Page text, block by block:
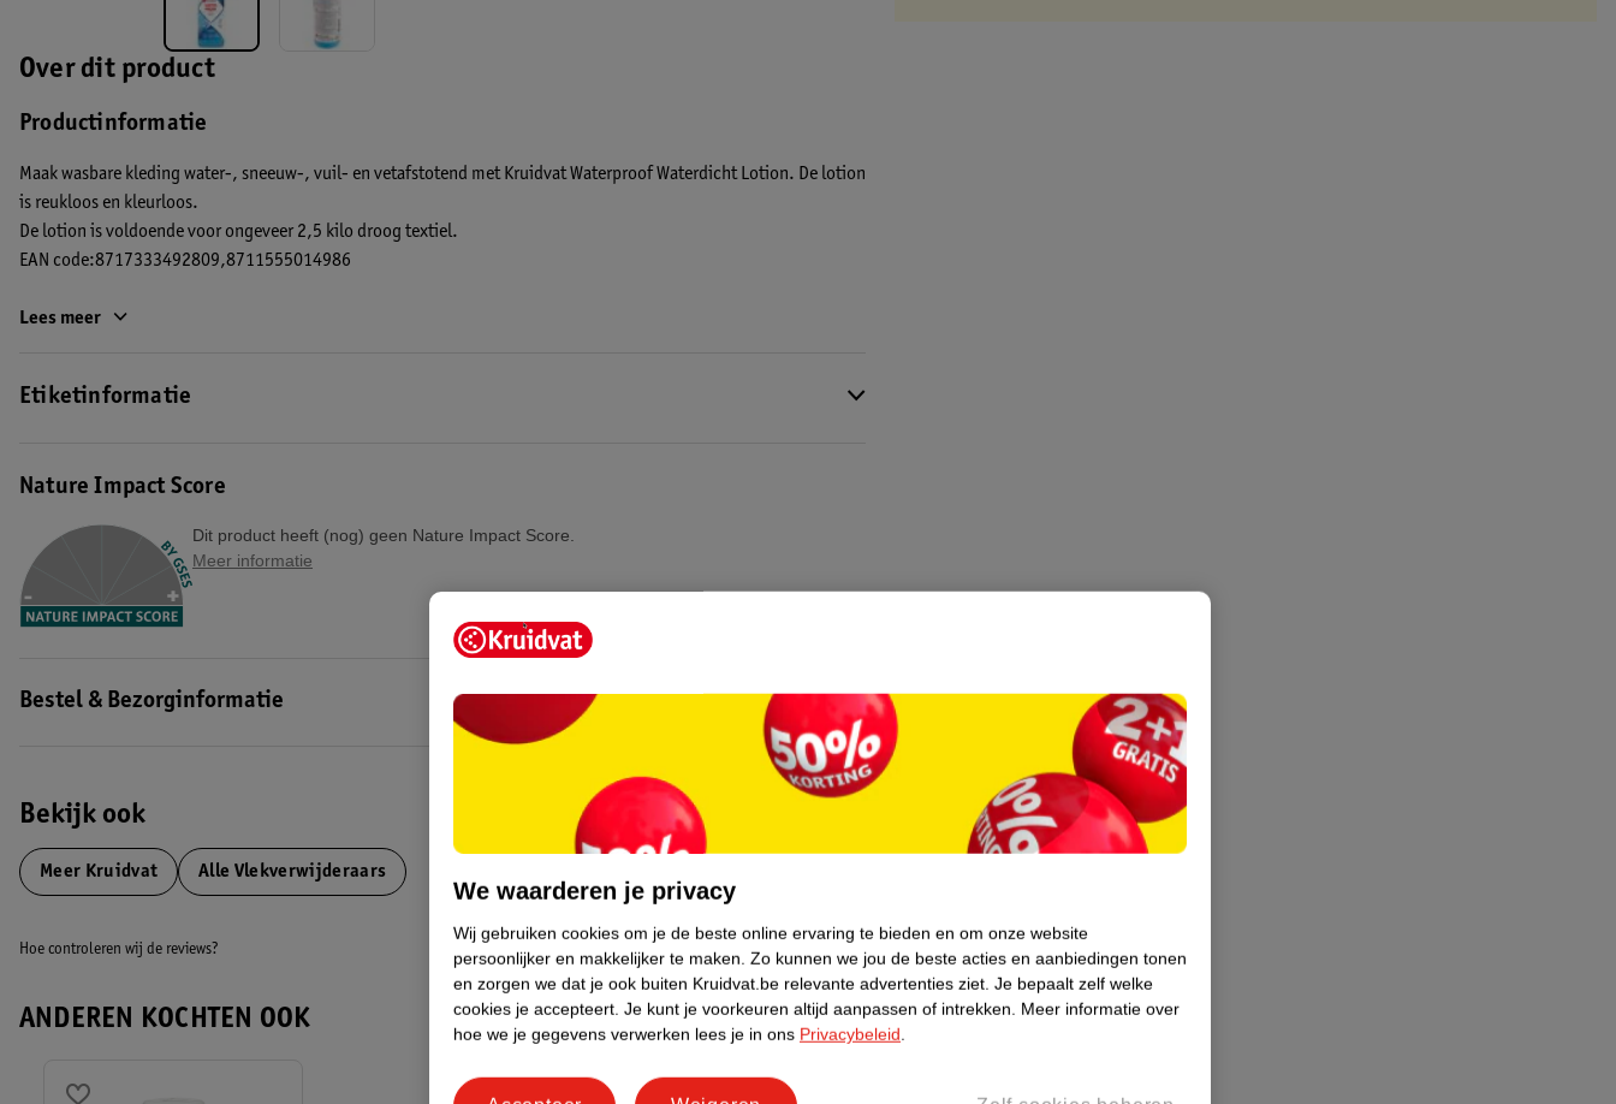
Over dit product
Productinformatie
Maak wasbare kleding water-, sneeuw-, vuil- en vetafstotend met Kruidvat Waterproof Waterdicht Lotion. De lotion
is reukloos en kleurloos.
De lotion is voldoende voor ongeveer 2,5 kilo droog textiel.
EAN code:8717333492809,8711555014986
Lees meer
Etiketinformatie
Nature Impact Score
Dit product heeft (nog) geen Nature Impact Score.
Meer informatie
Bestel & Bezorginformatie
Bekijk ook
Meer Kruidvat Alle Vlekverwijderaars
Hoe controleren wij de reviews?
ANDEREN KOCHTEN OOK
We waarderen je privacy
Wij gebruiken cookies om je de beste online ervaring te bieden en om onze website
persoonlijker en makkelijker te maken. Zo kunnen we jou de beste acties en aanbiedingen tonen
en zorgen we dat je ook buiten Kruidvat.be relevante advertenties ziet. Je bepaalt zelf welke
cookies je accepteert. Je kunt je voorkeuren altijd aanpassen of intrekken. Meer informatie over
hoe we je gegevens verwerken lees je in ons Privacybeleid.